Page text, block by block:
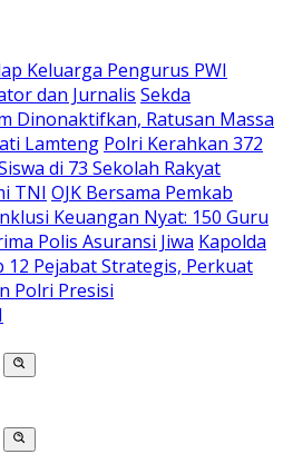
Keluarga Pengurus PWI
dan Jurnalis Sekda
Dinonaktifkan, Ratusan Massa
Lamteng Polri Kerahkan 372
di 73 Sekolah Rakyat
TNI OJK Bersama Pemkab
Keuangan Nyat: 150 Guru
Polis Asuransi Jiwa Kapolda
Pejabat Strategis, Perkuat
Polri Presisi